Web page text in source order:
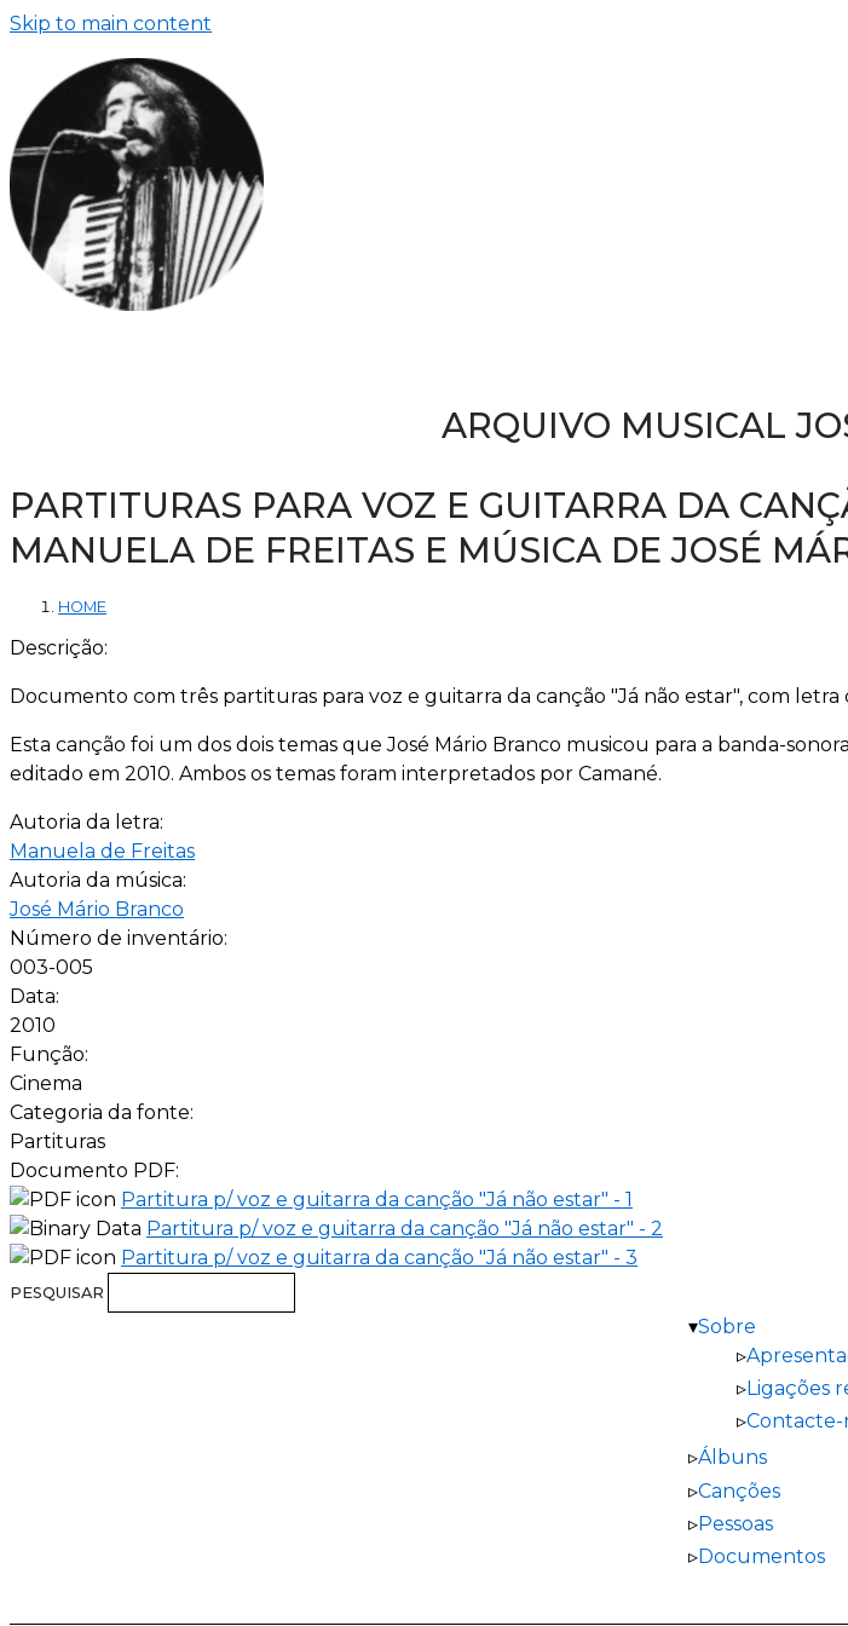
Skip to main content
ARQUIVO MUSICAL
PARTITURAS PARA VOZ E GUITARRA DA
MANUELA DE FREITAS E MÚSICA DE JOSÉ
HOME
Descrição:
Documento com três partituras para voz e guitarra da canção "Já não estar", com letra
Esta canção foi um dos dois temas que José Mário Branco musicou para a banda-
editado em 2010. Ambos os temas foram interpretados por Camané.
Autoria da letra:
Manuela de Freitas
Autoria da música:
José Mário Branco
Número de inventário:
003-005
Data:
2010
Função:
Cinema
Categoria da fonte:
Partituras
Documento PDF:
Partitura p/ voz e guitarra da canção "Já não estar" - 1
Partitura p/ voz e guitarra da canção "Já não estar" - 2
Partitura p/ voz e guitarra da canção "Já não estar" - 3
PESQUISAR
Sobre
Ligações
Contacte-
Álbuns
Canções
Pessoas
Documentos